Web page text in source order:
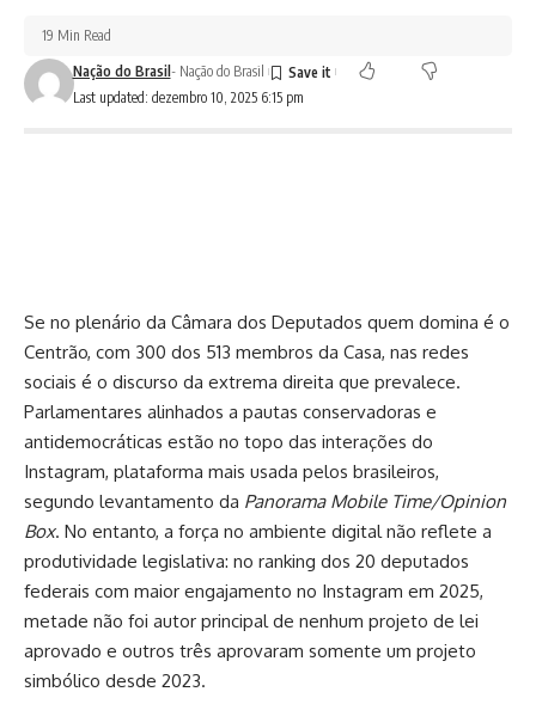
Last updated: dezembro 10, 2025 6:15 pm
Nação do Brasil- Nação do Brasil
19 Min Read
Se no plenário da Câmara dos Deputados quem domina é o
Centrão, com 300 dos 513 membros da Casa, nas redes
sociais é o discurso da extrema direita que prevalece.
Parlamentares alinhados a pautas conservadoras e
antidemocráticas estão no topo das interações do
Instagram, plataforma mais usada pelos brasileiros,
segundo levantamento da Panorama Mobile Time/Opinion
Box. No entanto, a força no ambiente digital não reflete a
produtividade legislativa: no ranking dos 20 deputados
federais com maior engajamento no Instagram em 2025,
metade não foi autor principal de nenhum projeto de lei
aprovado e outros três aprovaram somente um projeto
simbólico desde 2023.